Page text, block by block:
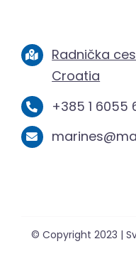
Radnička
Croatia
+385 1 6055
© Copyright 2023 |